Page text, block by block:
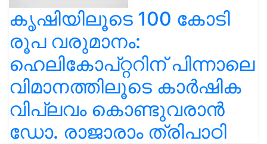
കൃഷിയിലൂടെ 100 കോടി
രൂപ വരുമാനം:
ഹെലികോപ്റ്ററിന് പിന്നാലെ
വിമാനത്തിലൂടെ കാർഷിക
വിപ്ലവം കൊണ്ടുവരാൻ
ഡോ. രാജാരാം ത്രിപാഠി